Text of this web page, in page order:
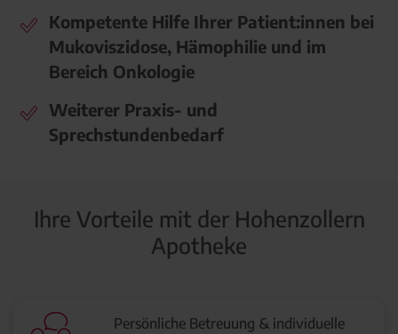
Kompetente Hilfe Ihrer Patient:innen bei
Mukoviszidose, Hämophilie und im
Bereich Onkologie
Weiterer Praxis- und
Sprechstundenbedarf
Ihre Vorteile mit der Hohenzollern
Apotheke
Persönliche Betreuung & individuelle